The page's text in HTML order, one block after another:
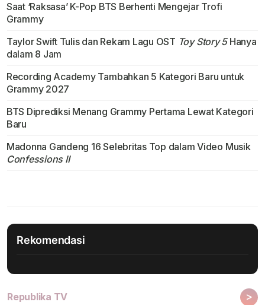
Saat ‘Raksasa’ K-Pop BTS Berhenti Mengejar Trofi
Grammy
Taylor Swift Tulis dan Rekam Lagu OST Toy Story 5Hanya
dalam 8 Jam
Recording Academy Tambahkan 5 Kategori Baru untuk
Grammy 2027
BTS Diprediksi Menang Grammy Pertama Lewat Kategori
Baru
Madonna Gandeng 16 Selebritas Top dalam Video Musik
Confessions II
Rekomendasi
Republika TV >